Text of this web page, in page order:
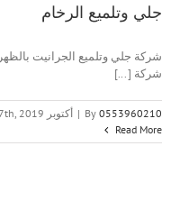
جلي وتلميع الرخام
شركة [...]
By 0553960210
| أكتوبر 17th, 2019
Read More